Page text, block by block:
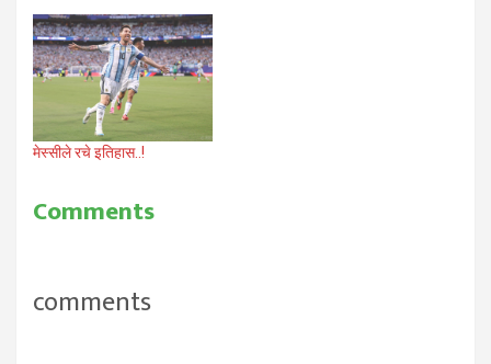
समयको अन्तिम सात मिनेट
सम्हालिन नसक्दा धरानसंग पराजित
हुदै पोखरामा जारी १५ औं आहा !…
मेस्सीले रचे इतिहास..!
Comments
comments